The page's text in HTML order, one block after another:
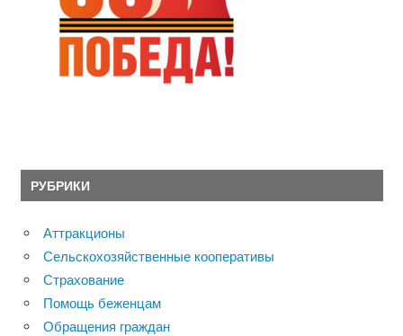
РУБРИКИ
Аттракционы
Сельскохозяйственные кооперативы
Страхование
Помощь беженцам
Обращения граждан